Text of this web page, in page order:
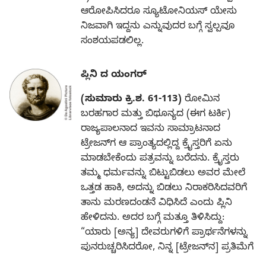
ಆರೋಪಿಸಿದರೂ ಸ್ಯೂಟೋನಿಯಸ್‌ ಯೇಸು
ನಿಜವಾಗಿ ಇದ್ದನು ಎನ್ನುವುದರ ಬಗ್ಗೆ ಸ್ವಲ್ಪವೂ
ಸಂಶಯಪಡಲಿಲ್ಲ.
ಪ್ಲಿನಿ ದ ಯಂಗರ್‌
(ಸುಮಾರು ಕ್ರಿ.ಶ. 61-113) ರೋಮಿನ
ಬರಹಗಾರ ಮತ್ತು ಬಿಥೂನ್ಯದ (ಈಗ ಟರ್ಕಿ)
ರಾಜ್ಯಪಾಲನಾದ ಇವನು ಸಾಮ್ರಾಟನಾದ
ಟ್ರೇಜನ್‌ಗ ಆ ಪ್ರಾಂತ್ಯದಲ್ಲಿದ್ದ ಕ್ರೈಸ್ತರಿಗೆ ಏನು
ಮಾಡಬೇಕೆಂದು ಪತ್ರವನ್ನು ಬರೆದನು. ಕ್ರೈಸ್ತರು
ತಮ್ಮ ಧರ್ಮವನ್ನು ಬಿಟ್ಟುಬಿಡಲು ಅವರ ಮೇಲೆ
ಒತ್ತಡ ಹಾಕಿ, ಅದನ್ನು ಬಿಡಲು ನಿರಾಕರಿಸಿದವರಿಗೆ
ತಾನು ಮರಣದಂಡನೆ ವಿಧಿಸಿದೆ ಎಂದು ಪ್ಲಿನಿ
ಹೇಳಿದನು. ಅದರ ಬಗ್ಗೆ ಮತ್ತೂ ತಿಳಿಸಿದ್ದು:
“ಯಾರು [ಅನ್ಯ] ದೇವರುಗಳಿಗೆ ಪ್ರಾರ್ಥನೆಗಳನ್ನು
ಪುನರುಚ್ಚರಿಸಿದರೋ, ನಿನ್ನ [ಟ್ರೇಜನ್‌ನ] ಪ್ರತಿಮೆಗೆ